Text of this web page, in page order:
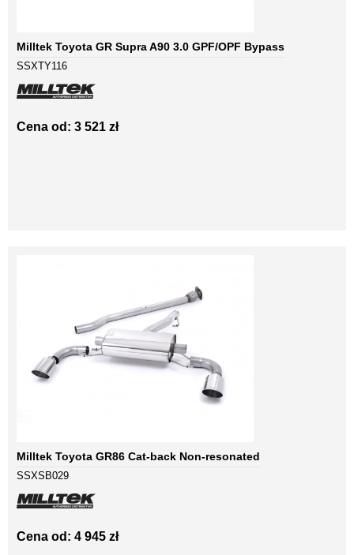
Milltek Toyota GR Supra A90 3.0 GPF/OPF Bypass
SSXTY116
Cena od: 3 521 zł
Milltek Toyota GR86 Cat-back Non-resonated
SSXSB029
Cena od: 4 945 zł